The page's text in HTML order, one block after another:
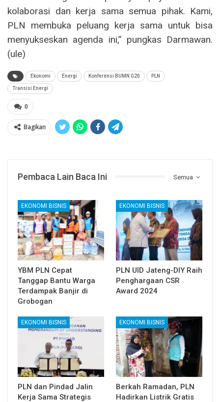
kolaborasi dan kerja sama semua pihak. Kami,
PLN membuka peluang kerja sama untuk bisa
menyukseskan agenda ini,” pungkas Darmawan.
(ule)
Ekonomi Energi Konferensi BUMN G20 PLN
Transisi Energi
0
Bagikan
Semua
Pembaca Lain Baca Ini
EKONOMI BISNIS
YBM PLN Cepat
Tanggap Bantu Warga
Terdampak Banjir di
Grobogan
EKONOMI BISNIS
PLN UID Jateng-DIY Raih
Penghargaan CSR
Award 2024
EKONOMI BISNIS
PLN dan Pindad Jalin
Kerja Sama Strategis
EKONOMI BISNIS
Berkah Ramadan, PLN
Hadirkan Listrik Gratis